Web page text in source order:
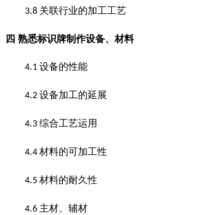
3.8 关联行业的加工工艺
四 熟悉标识牌制作设备、材料
4.1 设备的性能
4.2 设备加工的延展
4.3 综合工艺运用
4.4 材料的可加工性
4.5 材料的耐久性
4.6 主材、辅材